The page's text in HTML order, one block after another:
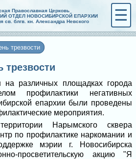
Православная Церковь
ОТДЕЛ НОВОСИБИРСКОЙ ЕПАРХИИ
св. блгв. кн. Александра Невского
☰
трезвости
трезвости
различных площадках города
профилактики негативных
епархии были проведены
мероприятия.
Нарымского сквера
по профилактике наркомании и
мэрии г. Новосибирска
просветительскую акцию "Я